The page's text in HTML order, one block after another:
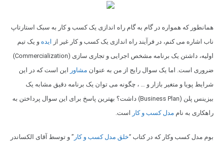
همانطور که همواره در گام به گام راه اندازی یک کسب و کار به سبک استارتاپ
ناب اشاره می کنم، در فرآیند راه اندازی یک کسب و کار غیر از
ایده و یک تیم
اولیه، داشتن یک برنامه مشخص اجرایی و تجاری سازی (Commercialization)
ضروری است. اما یک سوال رایج از من به عنوان مشاور
این است که در این
شرایط پویا و متغیر بازار و … ، چگونه می توان یک برنامه دقیق مشابه یک
بیزینس پلن (Business Plan) داشت؟ بهترین پاسخ برای این سوال پرداختن به
راهکاری به نام مدل کسب و کار است.
بوم مدل کسب وکار که در کتاب “خلق مدل کسب و کار ” و توسط آقای الکساندر